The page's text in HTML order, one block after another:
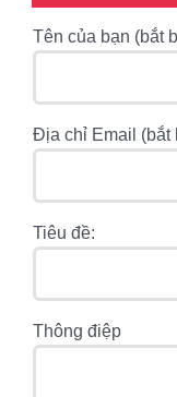
Tên của bạn (bắt
Địa chỉ Email (bắt
Tiêu đề:
Thông điệp